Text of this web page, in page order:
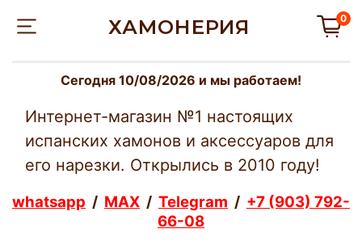
ХАМОНЕРИЯ 0
Сегодня 10/08/2026 и мы работаем!
Интернет-магазин №1 настоящих
испанских хамонов и аксессуаров для
его нарезки. Открылись в 2010 году!
whatsapp / MAX / Telegram / +7 (903) 792-
66-08